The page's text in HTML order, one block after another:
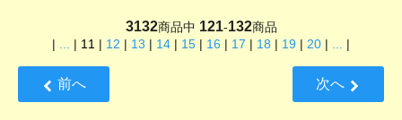
3132商品中 121-132商品
| ... | 11 | 12 | 13 | 14 | 15 | 16 | 17 | 18 | 19 | 20 | ... |
前へ 次へ